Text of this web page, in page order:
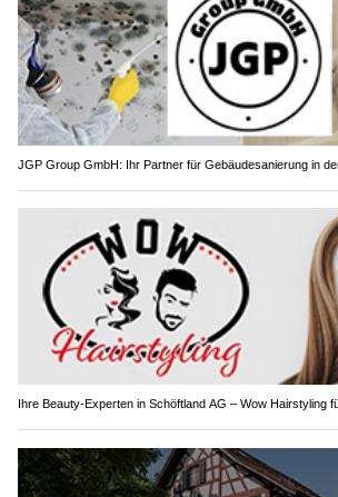
JGP Group GmbH: Ihr Partner für Gebäudesanierung in
Ihre Beauty-Experten in Schöftland AG – Wow Hairstyling